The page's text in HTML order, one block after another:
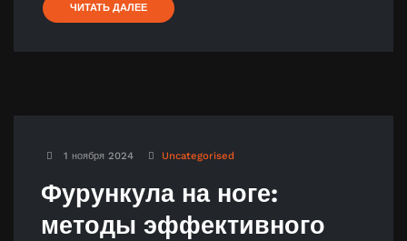
ЧИТАТЬ ДАЛЕЕ
1 ноября 2024 Uncategorised
Фурункула на ноге:
методы эффективного